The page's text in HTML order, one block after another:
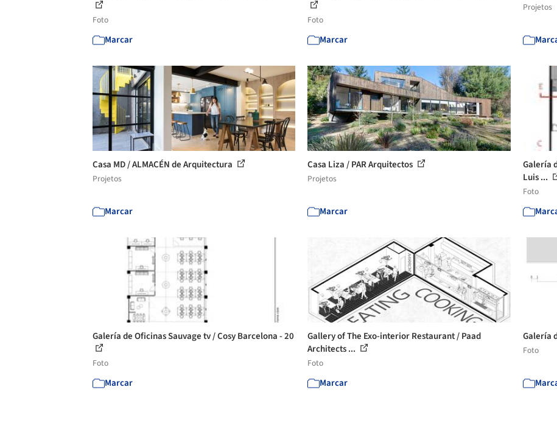
Foto
Marcar
Foto
Marcar
Projetos
Casa MD / ALMACÉN de Arquitectura
Projetos
Marcar
Casa Liza / PAR Arquitectos
Projetos
Marcar
Galería
Luis ...
Foto
Galería de Oficinas Sauvage tv / Cosy Barcelona - 20
Foto
Marcar
Gallery of The Exo-interior Restaurant / Paad
Architects ...
Foto
Marcar
Galería
Foto